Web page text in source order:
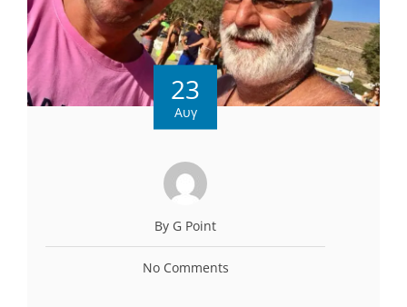
23
Αυγ
By G Point
No Comments